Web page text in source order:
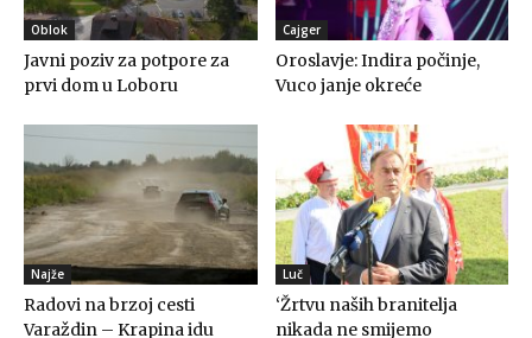
Oblok
Javni poziv za potpore za
prvi dom u Loboru
Cajger
Oroslavje: Indira počinje,
Vuco janje okreće
Najže
Radovi na brzoj cesti
Varaždin – Krapina idu
Luč
‘Žrtvu naših branitelja
nikada ne smijemo